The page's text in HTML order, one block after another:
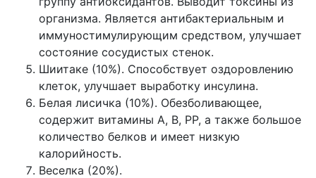
организма. Является антибактериальным и
иммуностимулирующим средством, улучшает
состояние сосудистых стенок.
Шиитаке (10%). Способствует оздоровлению
клеток, улучшает выработку инсулина.
Белая лисичка (10%). Обезболивающее,
содержит витамины А, В, РР, а также большое
количество белков и имеет низкую
калорийность.
Веселка (20%).